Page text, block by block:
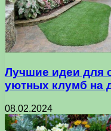
Лучшие идеи для
уютных клумб на
08.02.2024